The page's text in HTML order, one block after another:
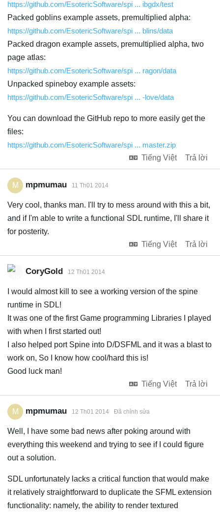
https://github.com/EsotericSoftware/spi ... ibgdx/test
Packed goblins example assets, premultiplied alpha:
https://github.com/EsotericSoftware/spi ... blins/data
Packed dragon example assets, premultiplied alpha, two
page atlas:
https://github.com/EsotericSoftware/spi ... ragon/data
Unpacked spineboy example assets:
https://github.com/EsotericSoftware/spi ... -love/data
You can download the GitHub repo to more easily get the
files:
https://github.com/EsotericSoftware/spi ... master.zip
Tiếng Việt
Trả lời
M mpmumau 11 Th01 2014
Very cool, thanks man. I'll try to mess around with this a bit,
and if I'm able to write a functional SDL runtime, I'll share it
for posterity.
Tiếng Việt
Trả lời
CoryGold 12 Th01 2014
I would almost kill to see a working version of the spine
runtime in SDL!
It was one of the first Game programming Libraries I played
with when I first started out!
I also helped port Spine into D/DSFML and it was a blast to
work on, So I know how cool/hard this is!
Good luck man!
Tiếng Việt
Trả lời
M mpmumau 12 Th01 2014 Đã chỉnh sửa
Well, I have some bad news after poking around with
everything this weekend and trying to see if I could figure
out a solution.
SDL unfortunately lacks a critical function that would make
it relatively straightforward to duplicate the SFML extension
functionality: namely, the ability to render textured